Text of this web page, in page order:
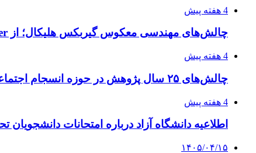
4 هفته پیش
چالش‌های مهندسی معکوس گیربکس هلیکال؛ از Flender و SEW تا تولیدکنندگان تخصصی ایرانی
4 هفته پیش
چالش‌های ۲۵ سال پژوهش در حوزه انسجام اجتماعی
4 هفته پیش
اطلاعیه دانشگاه آزاد درباره امتحانات دانشجویان
۱۴۰۵/۰۴/۱۵